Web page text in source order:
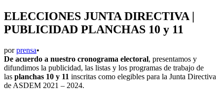
ELECCIONES JUNTA DIRECTIVA |
PUBLICIDAD PLANCHAS 10 y 11
porprensa•
De acuerdo a nuestro cronograma electoral, presentamos y
difundimos la publicidad, las listas y los programas de trabajo de
las planchas 10 y 11 inscritas como elegibles para la Junta Directiva
de ASDEM 2021 – 2024.